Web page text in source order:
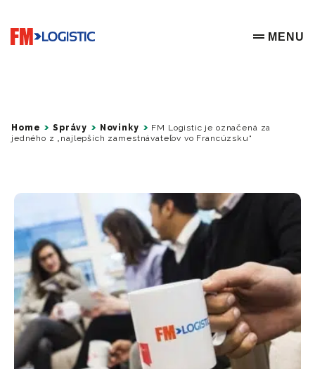
Go to home page
OPEN
MENU
Home Správy Novinky
FM Logistic je označená za
jedného z „najlepších zamestnávateľov vo Francúzsku“